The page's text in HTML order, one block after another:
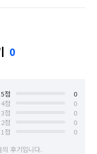
0
5점
0
4점
0
3점
0
2점
0
1점
0
후기입니다.